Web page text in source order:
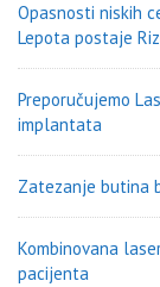
Opasnosti niskih
Lepota postaje
Preporučujemo
implantata
Zatezanje butina
Kombinovana
pacijenta